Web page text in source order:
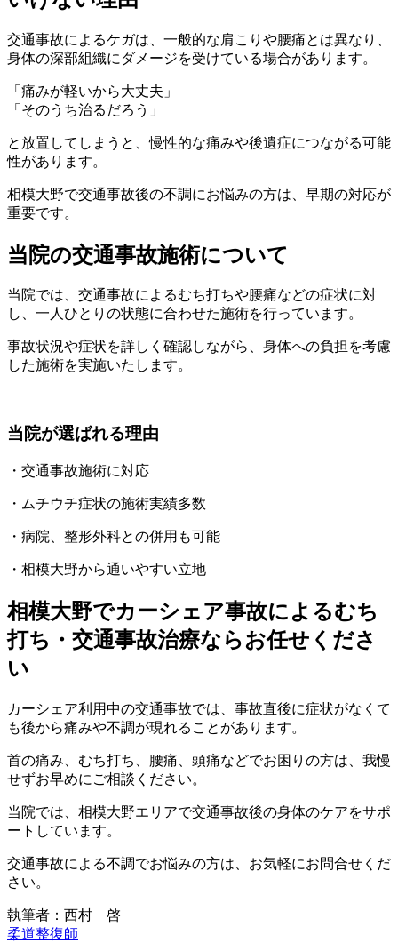
交通事故によるケガは、一般的な肩こりや腰痛とは異なり、
身体の深部組織にダメージを受けている場合があります。
「痛みが軽いから大丈夫」
「そのうち治るだろう」
と放置してしまうと、慢性的な痛みや後遺症につながる可能
性があります。
相模大野で交通事故後の不調にお悩みの方は、早期の対応が
重要です。
当院の交通事故施術について
当院では、交通事故によるむち打ちや腰痛などの症状に対
し、一人ひとりの状態に合わせた施術を行っています。
事故状況や症状を詳しく確認しながら、身体への負担を考慮
した施術を実施いたします。
当院が選ばれる理由
・交通事故施術に対応
・ムチウチ症状の施術実績多数
・病院、整形外科との併用も可能
・相模大野から通いやすい立地
相模大野でカーシェア事故によるむち
打ち・交通事故治療ならお任せくださ
い
カーシェア利用中の交通事故では、事故直後に症状がなくて
も後から痛みや不調が現れることがあります。
首の痛み、むち打ち、腰痛、頭痛などでお困りの方は、我慢
せずお早めにご相談ください。
当院では、相模大野エリアで交通事故後の身体のケアをサポ
ートしています。
交通事故による不調でお悩みの方は、お気軽にお問合せくだ
さい。
執筆者：西村 啓
柔道整復師